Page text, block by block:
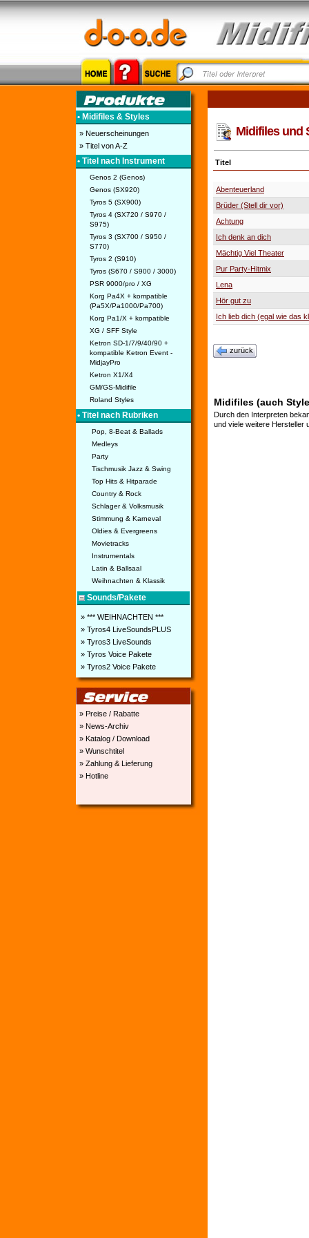
• Midifiles & Styles
» Neuerscheinungen
» Titel von A-Z
• Titel nach Instrument
Genos 2 (Genos)
Genos (SX920)
Tyros 5 (SX900)
Tyros 4 (SX720 / S970 /
S975)
Tyros 3 (SX700 / S950 /
S770)
Tyros 2 (S910)
Tyros (S670 / S900 / 3000)
PSR 9000/pro / XG
Korg Pa4X + kompatible
(Pa5X/Pa1000/Pa700)
Korg Pa1/X + kompatible
XG / SFF Style
Ketron SD-1/7/9/40/90 +
kompatible Ketron Event -
MidjayPro
Ketron X1/X4
GM/GS-Midifile
Roland Styles
• Titel nach Rubriken
Pop, 8-Beat & Ballads
Medleys
Party
Tischmusik Jazz & Swing
Top Hits & Hitparade
Country & Rock
Schlager & Volksmusik
Stimmung & Karneval
Oldies & Evergreens
Movietracks
Instrumentals
Latin & Ballsaal
Weihnachten & Klassik
Sounds/Pakete
» *** WEIHNACHTEN ***
» Tyros4 LiveSoundsPLUS
» Tyros3 LiveSounds
» Tyros Voice Pakete
» Tyros2 Voice Pakete
» Preise / Rabatte
» News-Archiv
» Katalog / Download
» Wunschtitel
» Zahlung & Lieferung
» Hotline
Midifiles und
Titel
Abenteuerland
Brüder (Stell dir vor)
Achtung
Ich denk an dich
Mächtig Viel Theater
Pur Party-Hitmix
Lena
Hör gut zu
Ich lieb dich (egal wie das
zurück
Midifiles (auch
Durch den Interpreten
und viele weitere Hersteller